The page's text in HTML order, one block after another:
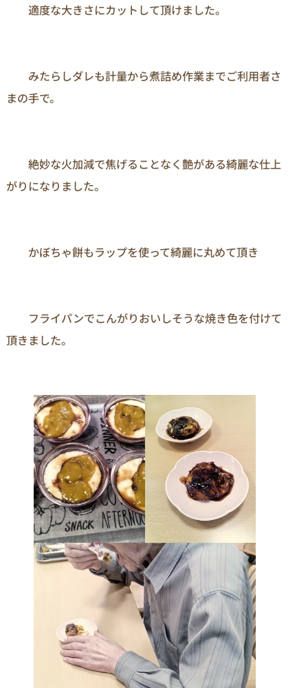
適度な大きさにカットして頂けました。
みたらしダレも計量から煮詰め作業までご利用者さ
まの手で。
絶妙な火加減で焦げることなく艶がある綺麗な仕上
がりになりました。
かぼちゃ餅もラップを使って綺麗に丸めて頂き
フライパンでこんがりおいしそうな焼き色を付けて
頂きました。